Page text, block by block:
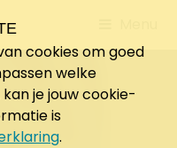
to
cookies om goed
welke
je jouw cookie-
is
.